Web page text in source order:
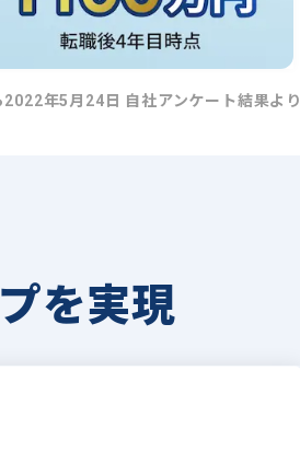
年5月24日 自社アンケート結果より
を実現